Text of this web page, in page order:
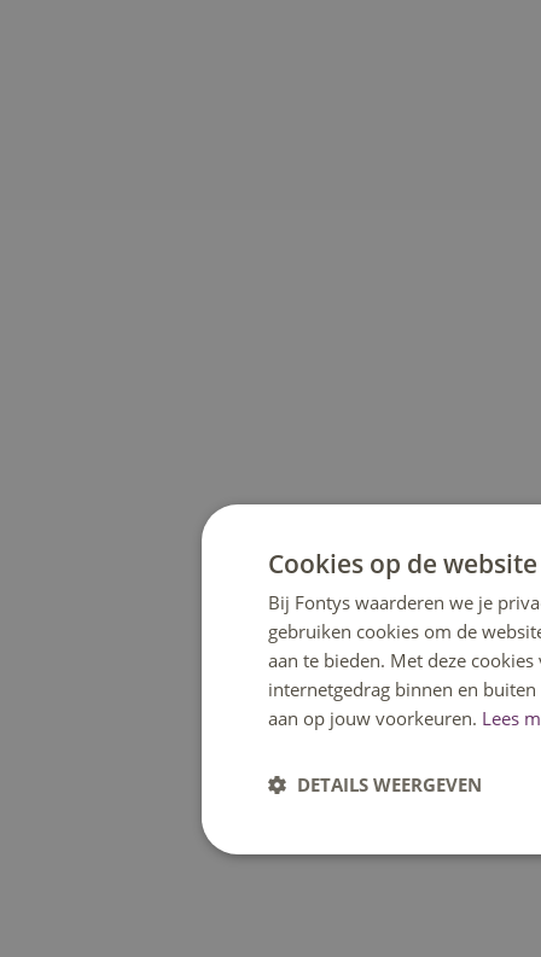
Cookies op de
Bij Fontys waarderen we je
gebruiken cookies om de
aan te bieden. Met deze
internetgedrag binnen en
aan op jouw voorkeuren. Lees
DETAILS WEERGEVEN